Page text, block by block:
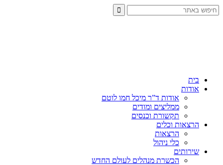
בית
אודות
אודות ד”ר מיכל חמו לוטם
ממליצים ומודים
תקשורת וכנסים
הרצאות וכלים
הרצאות
כלי ניהול
שירותים
הכשרת מנהלים לעולם החדש